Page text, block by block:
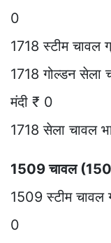
0
1718 स्टीम
1718 गोल्डन
मंदी ₹ 0
1718 सेला चावल
1509 चावल
1509 स्टीम
0